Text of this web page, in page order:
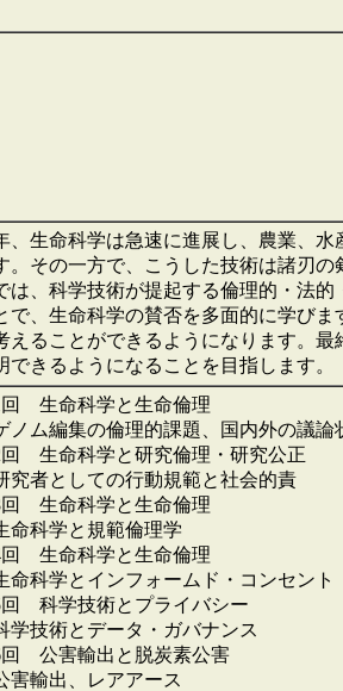
、生命科学は急速に進展し、農業、
。その一方で、こうした技術は諸刃
は、科学技術が提起する倫理的・法
で、生命科学の賛否を多面的に学び
えることができるようになります。
できるようになることを目指します。
回 生命科学と生命倫理
ノム編集の倫理的課題、国内外の議論
生命科学と研究倫理・研究公正
究者としての行動規範と社会的責
回 生命科学と生命倫理
命科学と規範倫理学
回 生命科学と生命倫理
命科学とインフォームド・コンセント
科学技術とプライバシー
学技術とデータ・ガバナンス
回 公害輸出と脱炭素公害
害輸出、レアアース